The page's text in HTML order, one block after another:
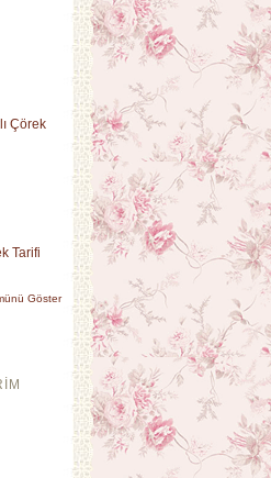
Çörek
Tarifi
Göster